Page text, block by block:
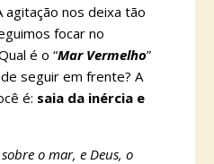
agitação nos deixa tão
focar no
é o “Mar Vermelho”
seguir em frente? A
é: saia da inércia e
o mar, e Deus, o